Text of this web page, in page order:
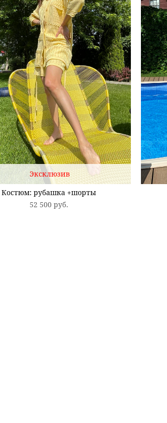
Эксклюзив
Костюм: рубашка +шорты
52 500 pуб.